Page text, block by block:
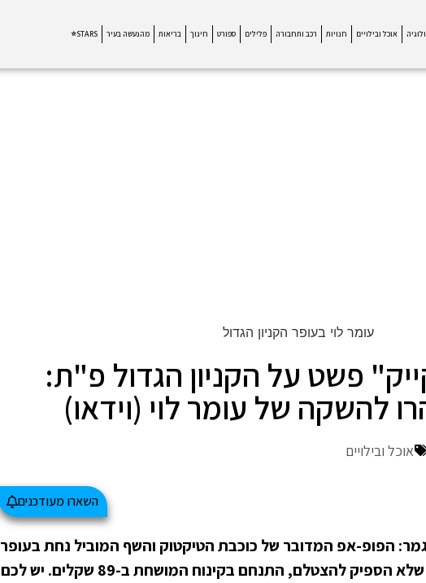
אוכל ובילויים חנויות רכב ותחבורה פלילים ספורט חינוך בריאות מהנעשה בעיר STARS⭐
פשט על הקניון הגדול פ"ת:
להשקה של עומר לוי (וידאו)
אוכל ובילויים
השארו מעודכנים
הפופ-אפ המדובר של כוכבת הטיקטוק והשף המוביל נחת בעופר
הקניון הגדול בפתח תקווה. מי שלא הספיק להצטלם, התנחם בקינוח המושחת ב-89 שקלים. יש לכם